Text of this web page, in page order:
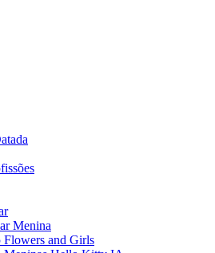
Menina
Flowers and Girls